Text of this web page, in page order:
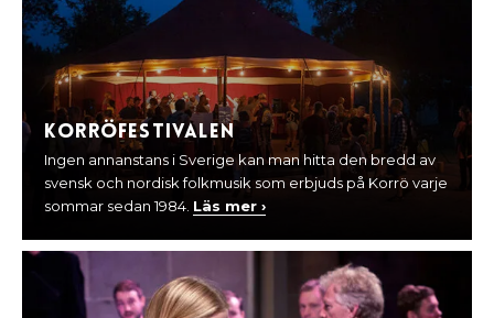
Korröfestivalen
Ingen annanstans i Sverige kan man hitta den bredd av
svensk och nordisk folkmusik som erbjuds på Korrö varje
sommar sedan 1984. Läs mer ›